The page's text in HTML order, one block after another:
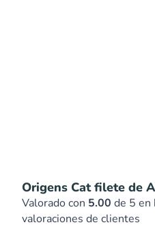
Origens Cat filete de
Valorado con 5.00 de 5 en
valoraciones de clientes